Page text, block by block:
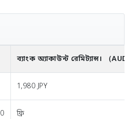
ব্যাংক অ্যাকাউন্ট রেমিট্যান্স। （
1,980 JPY
ফ্রি